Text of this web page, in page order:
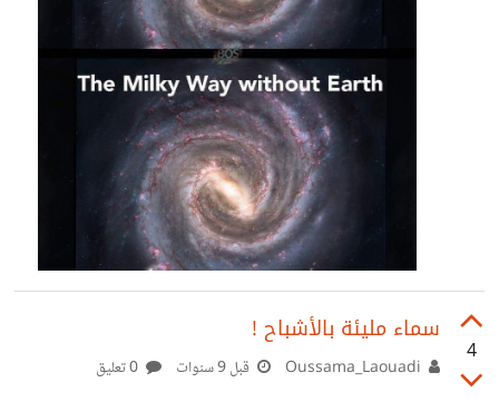
4
سماء مليئة بالأشباح !
قبل 9 سنوات